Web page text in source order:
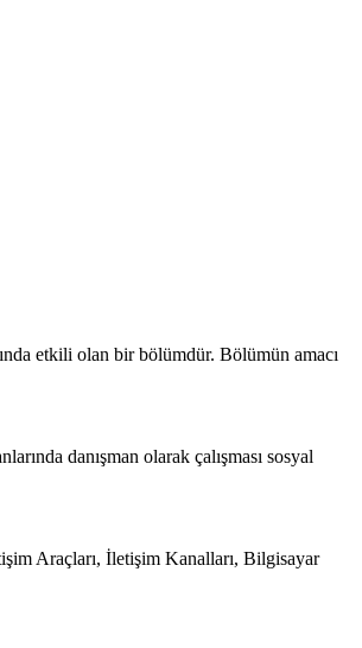
etkili olan bir bölümdür. Bölümün amacı
danışman olarak çalışması sosyal
Araçları, İletişim Kanalları, Bilgisayar